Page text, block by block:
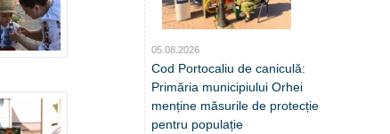
05.08.2026
Cod Portocaliu de caniculă:
Primăria municipiului Orhei
menține măsurile de protecție
pentru populație